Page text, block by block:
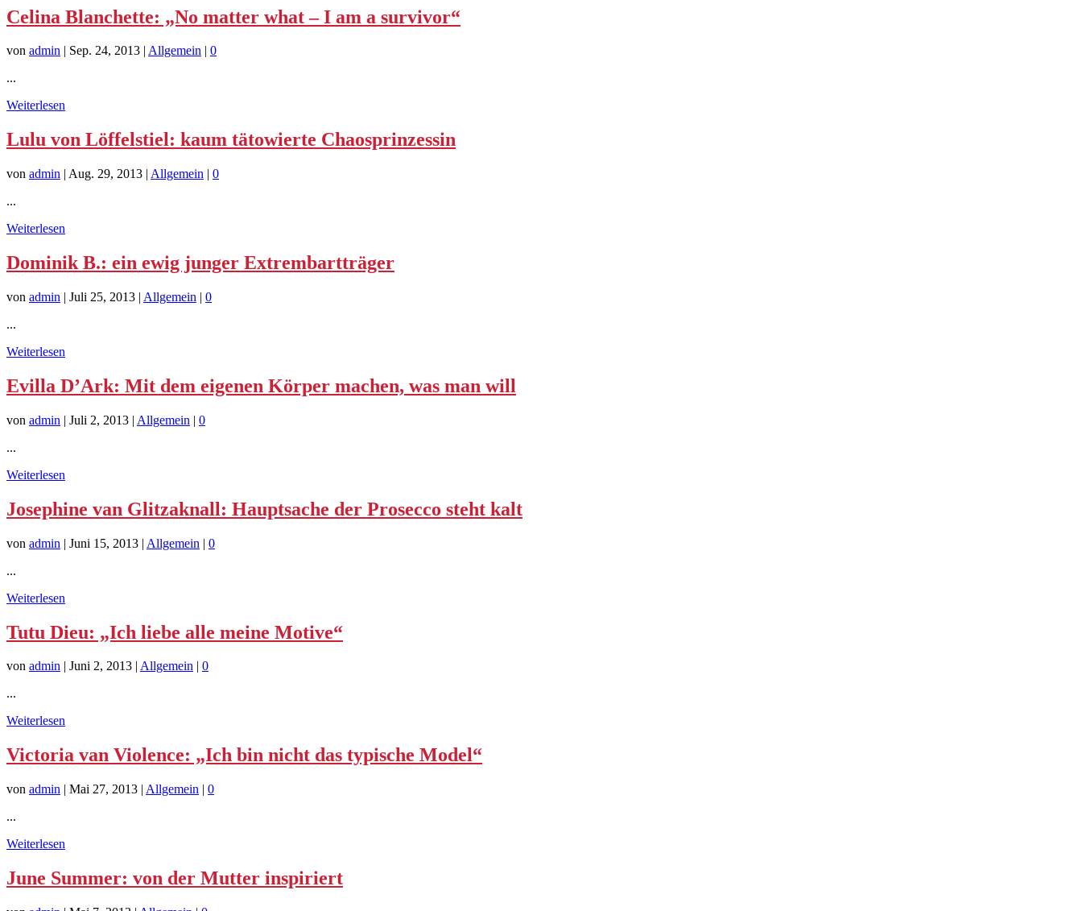
Celina Blanchette: „No matter what – I am a survivor“
von admin | Sep. 24, 2013 | Allgemein | 0
...
Weiterlesen
Lulu von Löffelstiel: kaum tätowierte Chaosprinzessin
von admin | Aug. 29, 2013 | Allgemein | 0
...
Weiterlesen
Dominik B.: ein ewig junger Extrembartträger
von admin | Juli 25, 2013 | Allgemein | 0
...
Weiterlesen
Evilla D’Ark: Mit dem eigenen Körper machen, was man will
von admin | Juli 2, 2013 | Allgemein | 0
...
Weiterlesen
Josephine van Glitzaknall: Hauptsache der Prosecco steht kalt
von admin | Juni 15, 2013 | Allgemein | 0
...
Weiterlesen
Tutu Dieu: „Ich liebe alle meine Motive“
von admin Juni 2, 2013 Allgemein
0
...
Weiterlesen
Victoria van Violence: „Ich bin nicht das typische Model“
von admin | Mai 27, 2013 | Allgemein | 0
...
Weiterlesen
June Summer: von der Mutter inspiriert